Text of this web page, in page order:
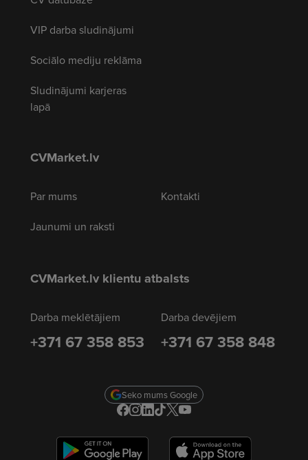
VIP darba sludinājumi
Sociālo mediju reklāma
Sludinājumi karjeras
lapā
CVMarket.lv
Par mums
Jaunumi un raksti
Kontakti
CVMarket.lv klientu atbalsts
Darba meklētājiem
+371 67 358 853
Darba devējiem
+371 67 358 848
Seko mums Google